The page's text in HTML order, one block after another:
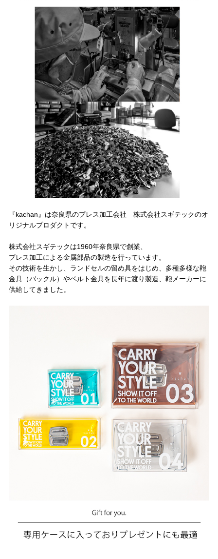
『kachan』は奈良県のプレス加工会社 株式会社スギテックのオ
リジナルプロダクトです。
株式会社スギテックは1960年奈良県で創業、
プレス加工による金属部品の製造を行っています。
その技術を生かし、ランドセルの留め具をはじめ、多種多様な鞄
金具（バックル）やベルト金具を長年に渡り製造、鞄メーカーに
供給してきました。